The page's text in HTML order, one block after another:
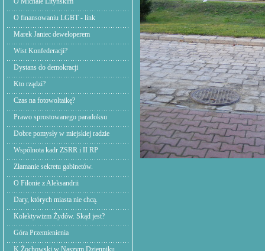
O finansowaniu LGBT - link
Marek Janiec deweloperem
Wist Konfederacji?
Dystans do demokracji
Kto rządzi?
Czas na fotowoltaikę?
Prawo sprostowanego paradoksu
Dobre pomysły w miejskiej radzie
Wspólnota kadr ZSRR i II RP
Złamanie sekretu gabinetów.
O Filonie z Aleksandrii
Dary, których miasta nie chcą.
Kolektywizm Żydów. Skąd jest?
Góra Przemienienia
K.Żochowski w Naszym Dzienniku